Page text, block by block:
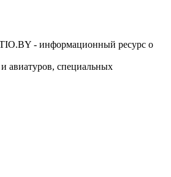
- информационный ресурс о
авиатуров, специальных